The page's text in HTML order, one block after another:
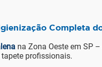
Completa
na Zona Oeste em SP
profissionais.